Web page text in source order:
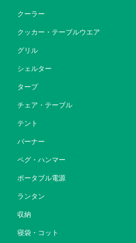
クーラー
クッカー・テーブルウエア
グリル
シェルター
タープ
チェア・テーブル
テント
バーナー
ペグ・ハンマー
ポータブル電源
ランタン
収納
寝袋・コット